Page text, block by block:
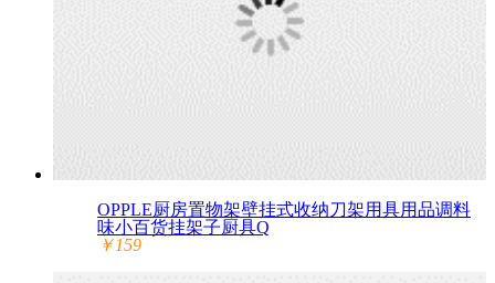
OPPLE厨房置物架壁挂式收纳刀架用具用品调料
味小百货挂架子厨具Q
￥159